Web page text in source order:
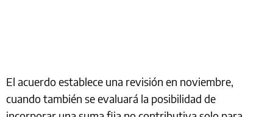
El acuerdo establece una revisión en noviembre,
cuando también se evaluará la posibilidad de